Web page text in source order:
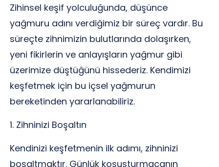
Zihinsel keşif yolculuğunda, düşünce
yağmuru adını verdiğimiz bir süreç vardır. Bu
süreçte zihnimizin bulutlarında dolaşırken,
yeni fikirlerin ve anlayışların yağmur gibi
üzerimize düştüğünü hissederiz. Kendimizi
keşfetmek için bu içsel yağmurun
bereketinden yararlanabiliriz.
1. Zihninizi Boşaltın
Kendinizi keşfetmenin ilk adımı, zihninizi
boşaltmaktır. Günlük koşuşturmacanın